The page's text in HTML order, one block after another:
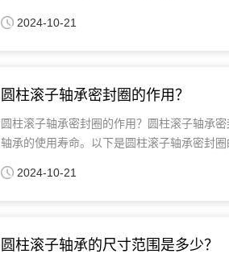
2024-10-21
圆柱滚子轴承密封圈的作用？
圆柱滚子轴承密封圈的作用？圆柱滚子轴承
轴承的使用寿命。以下是圆柱滚子轴承密封圈
2024-10-21
圆柱滚子轴承的尺寸范围是多少？